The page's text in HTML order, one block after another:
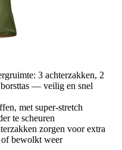
3 achterzakken, 2
— veilig en snel
met super-stretch
te scheuren
zorgen voor extra
bewolkt weer